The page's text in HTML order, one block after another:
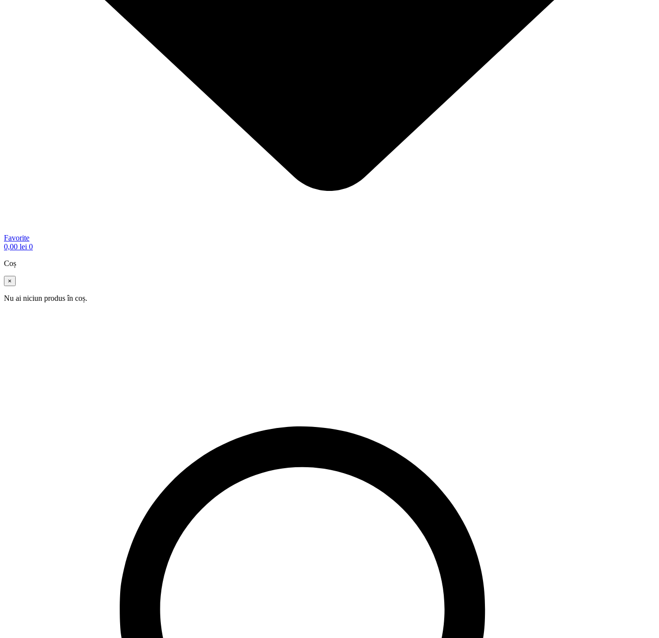
Favorite
0,00 lei 0
Coș
×
Nu ai niciun produs în coș.